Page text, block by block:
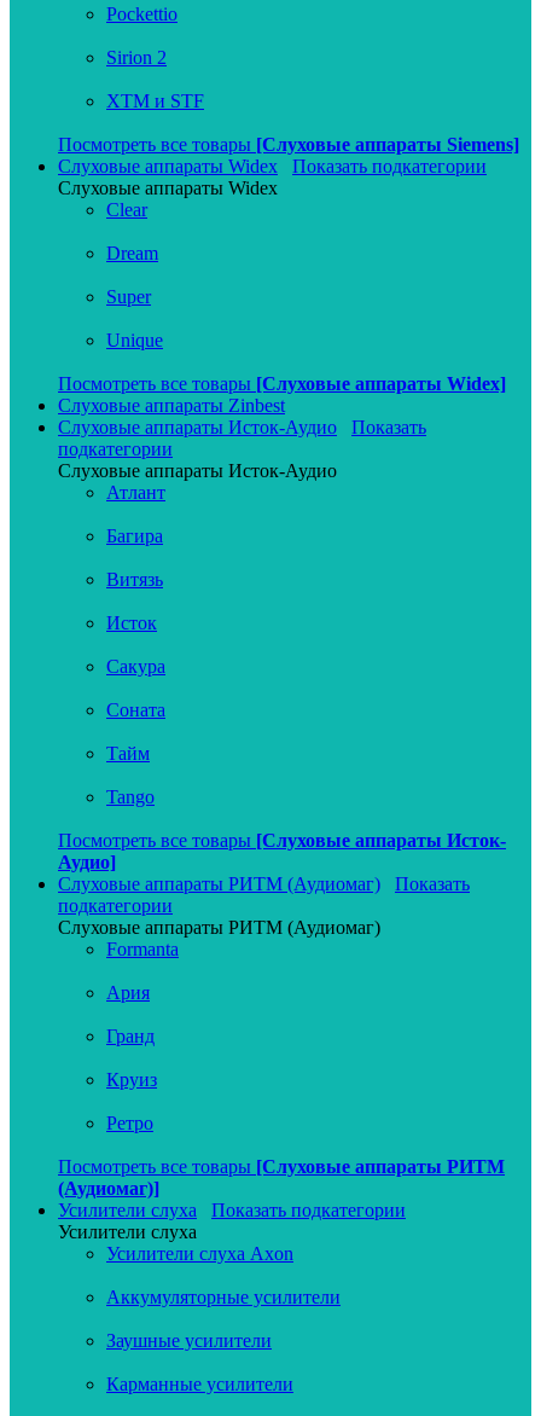
Pockettio
Sirion 2
XTM и STF
Посмотреть все товары [Слуховые аппараты Siemens]
Слуховые аппараты Widex
Показать подкатегории
Слуховые аппараты Widex
Clear
Dream
Super
Unique
Посмотреть все товары [Слуховые аппараты Widex]
Слуховые аппараты Zinbest
Слуховые аппараты Исток-Аудио
Показать
подкатегории
Слуховые аппараты Исток-Аудио
Атлант
Багира
Витязь
Исток
Сакура
Соната
Тайм
Tango
Посмотреть все товары [Слуховые аппараты Исток-
Аудио]
Слуховые аппараты РИТМ (Аудиомаг)
Показать
подкатегории
Слуховые аппараты РИТМ (Аудиомаг)
Formanta
Ария
Гранд
Круиз
Ретро
Посмотреть все товары [Слуховые аппараты РИТМ
(Аудиомаг)]
Усилители слуха
Показать подкатегории
Усилители слуха
Усилители слуха Axon
Аккумуляторные усилители
Заушные усилители
Карманные усилители